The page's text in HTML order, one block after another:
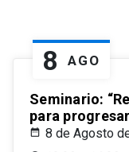
8 AGO
Seminario:
para
8 de Agosto